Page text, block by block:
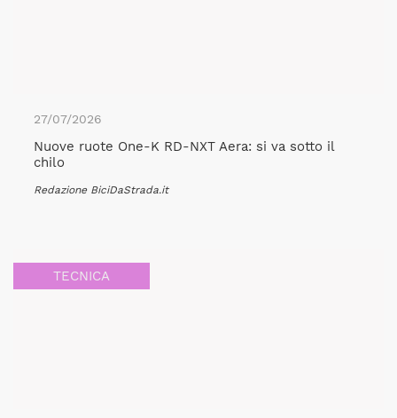
27/07/2026
Nuove ruote One-K RD-NXT Aera: si va sotto il
chilo
Redazione BiciDaStrada.it
TECNICA